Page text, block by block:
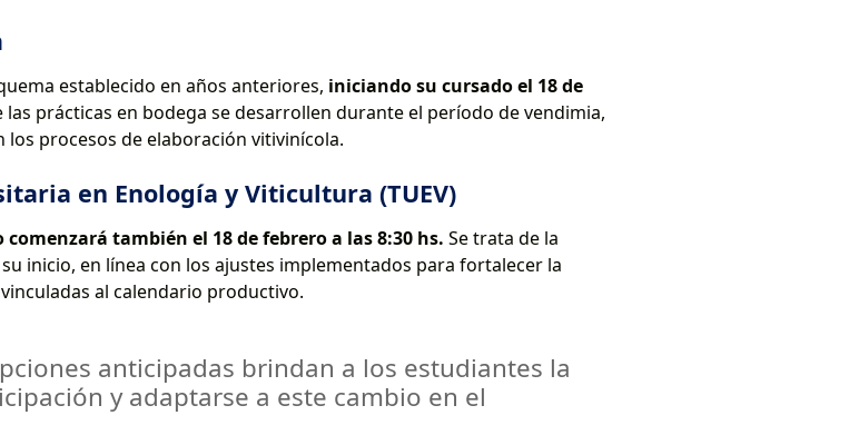
establecido en años anteriores, iniciando su cursado el 18 de
prácticas en bodega se desarrollen durante el período de vendimia,
procesos de elaboración vitivinícola.
en Enología y Viticultura (TUEV)
comenzará también el 18 de febrero a las 8:30 hs. Se trata de la
inicio, en línea con los ajustes implementados para fortalecer la
al calendario productivo.
anticipadas brindan a los estudiantes la
y adaptarse a este cambio en el